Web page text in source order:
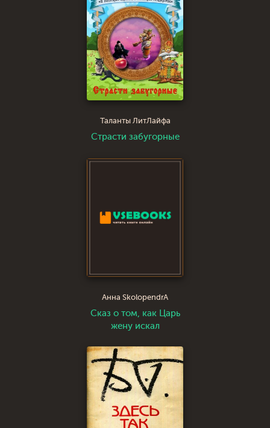
Таланты ЛитЛайфа
Страсти забугорные
Анна SkolopendrA
Сказ о том, как Царь
жену искал